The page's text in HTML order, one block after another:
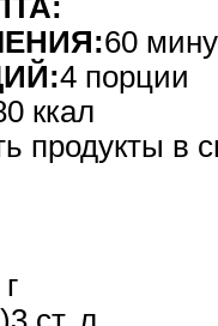
60
4 порции
ккал
продукты в